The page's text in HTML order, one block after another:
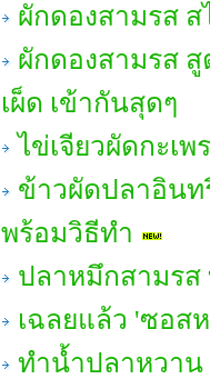
ผักดองสามรส
ผักดองสามรส
เผ็ด เข้ากันสุดๆ
ไข่เจียวผัดกะเพ
ข้าวผัดปลาอินท
พร้อมวิธีทำ
ปลาหมึกสามรส
เฉลยแล้ว 'ซอส
ทำน้ำปลาหวาน